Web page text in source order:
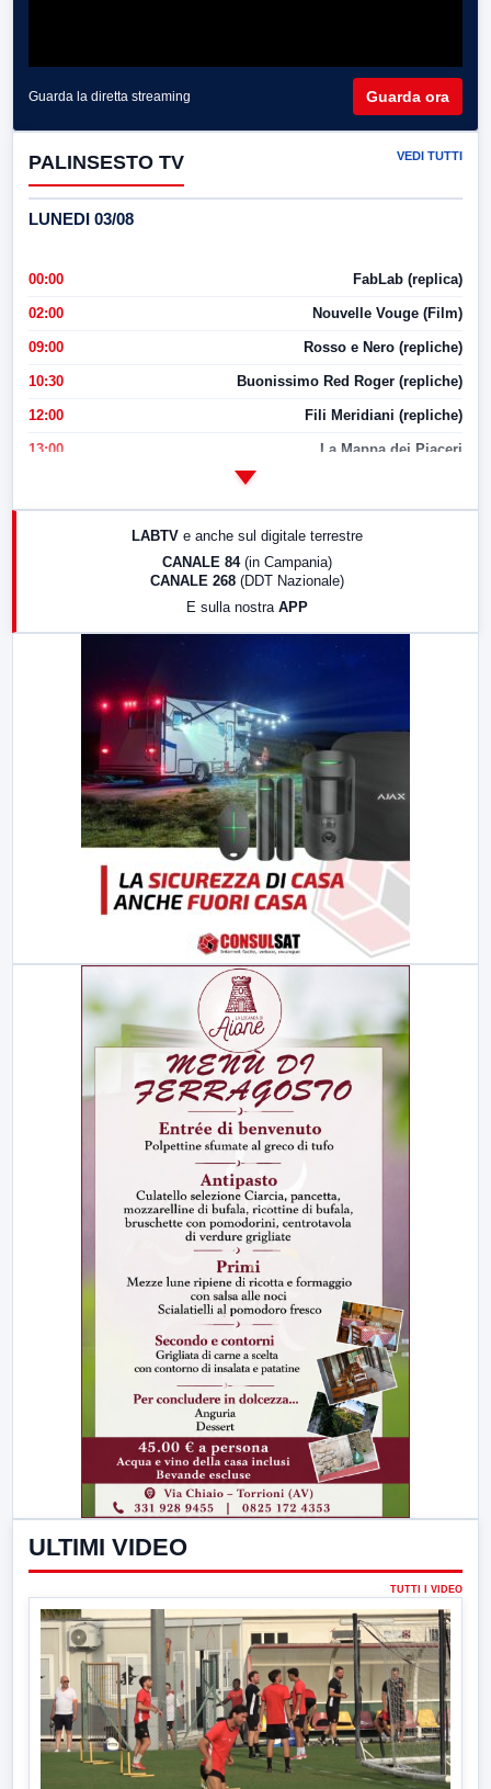
Guarda la diretta streaming Guarda ora
PALINSESTO TV VEDI TUTTI
LUNEDI 03/08
00:00 FabLab (replica)
02:00 Nouvelle Vouge (Film)
09:00 Rosso e Nero (repliche)
10:30 Buonissimo Red Roger (repliche)
12:00 Fili Meridiani (repliche)
13:00 La Mappa dei Piaceri
LABTV e anche sul digitale terrestre
CANALE 84 (in Campania)
CANALE 268 (DDT Nazionale)
E sulla nostra APP
ULTIMI VIDEO
TUTTI I VIDEO